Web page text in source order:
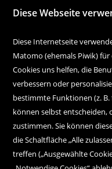
Montag bis Freitag:
Samstag:
10.00 Uhr bis 17.00
Diese Webseite
Diese Internetseite
Matomo (ehemals Piwik)
Cookies uns helfen, die
verbessern oder
bestimmte Funktionen (z.
können selbst entscheiden,
zustimmen. Sie können
die Schaltfläche „Alle
treffen („Ausgewählte